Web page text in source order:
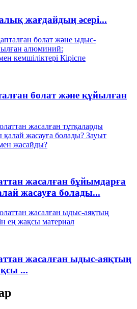
жағдайдың әсері...
болат және құйылған
жасалған бұйымдарға
жасауға болады...
жасалған ыдыс-аяқтың
...